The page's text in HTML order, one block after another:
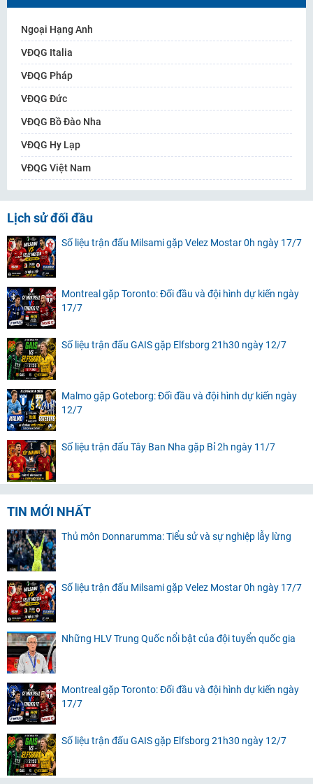
Ngoại Hạng Anh
VĐQG Italia
VĐQG Pháp
VĐQG Đức
VĐQG Bồ Đào Nha
VĐQG Hy Lạp
VĐQG Việt Nam
Lịch sử đối đầu
Số liệu trận đấu Milsami gặp Velez Mostar 0h ngày 17/7
Montreal gặp Toronto: Đối đầu và đội hình dự kiến ngày
17/7
Số liệu trận đấu GAIS gặp Elfsborg 21h30 ngày 12/7
Malmo gặp Goteborg: Đối đầu và đội hình dự kiến ngày
12/7
Số liệu trận đấu Tây Ban Nha gặp Bỉ 2h ngày 11/7
TIN MỚI NHẤT
Thủ môn Donnarumma: Tiểu sử và sự nghiệp lẫy lừng
Số liệu trận đấu Milsami gặp Velez Mostar 0h ngày 17/7
Những HLV Trung Quốc nổi bật của đội tuyển quốc gia
Montreal gặp Toronto: Đối đầu và đội hình dự kiến ngày
17/7
Số liệu trận đấu GAIS gặp Elfsborg 21h30 ngày 12/7